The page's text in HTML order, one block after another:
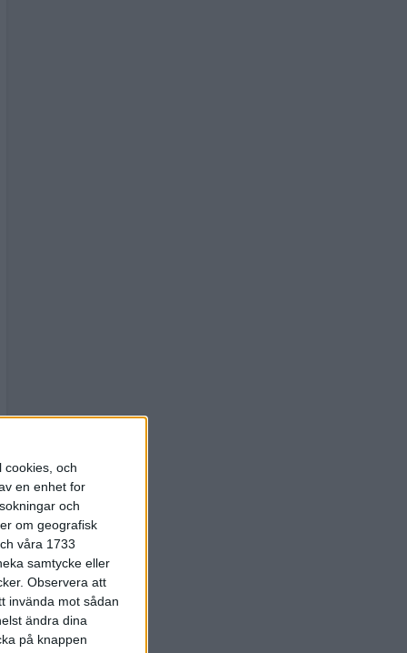
cookies, och
en enhet for
och
om geografisk
våra 1733
samtycke eller
Observera att
invända mot sådan
ändra dina
på knappen